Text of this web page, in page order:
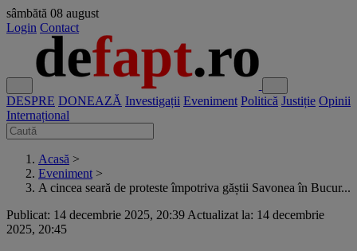
sâmbătă 08 august
Login Contact
DESPRE DONEAZĂ Investigații Eveniment Politică Justiție Opinii
Internațional
Acasă >
Eveniment >
A cincea seară de proteste împotriva găștii Savonea în Bucur...
Publicat: 14 decembrie 2025, 20:39 Actualizat la: 14 decembrie
2025, 20:45